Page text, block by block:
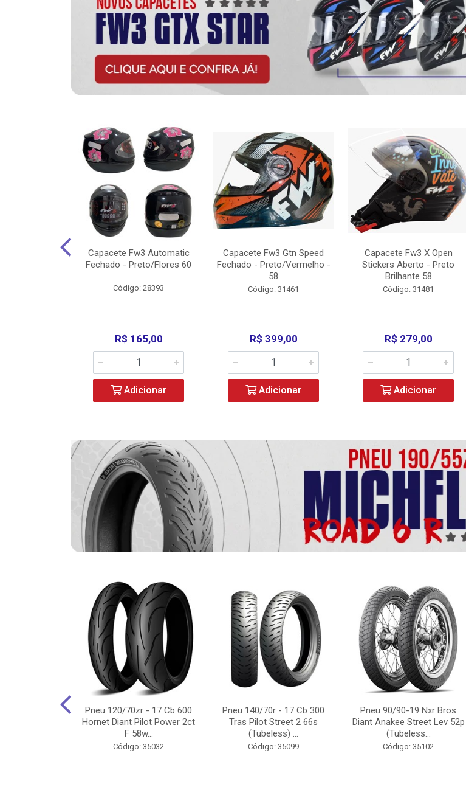
Capacete Fw3 Automatic
Fechado - Preto/Flores 60
Código: 28393
R$ 165,00
Adicionar
Capacete Fw3 Gtn Speed
Fechado - Preto/Vermelho -
58
Código: 31461
R$ 399,00
Adicionar
Capacete Fw3 X Open
Stickers Aberto - Preto
Brilhante 58
Código: 31481
R$ 279,00
Adicionar
Pneu 120/70zr - 17 Cb 600
Hornet Diant Pilot Power 2ct
F 58w...
Código: 35032
Pneu 140/70r - 17 Cb 300
Tras Pilot Street 2 66s
(Tubeless) ...
Código: 35099
Pneu 90/90-19 Nxr Bros
Diant Anakee Street Lev 52p
(Tubeless...
Código: 35102